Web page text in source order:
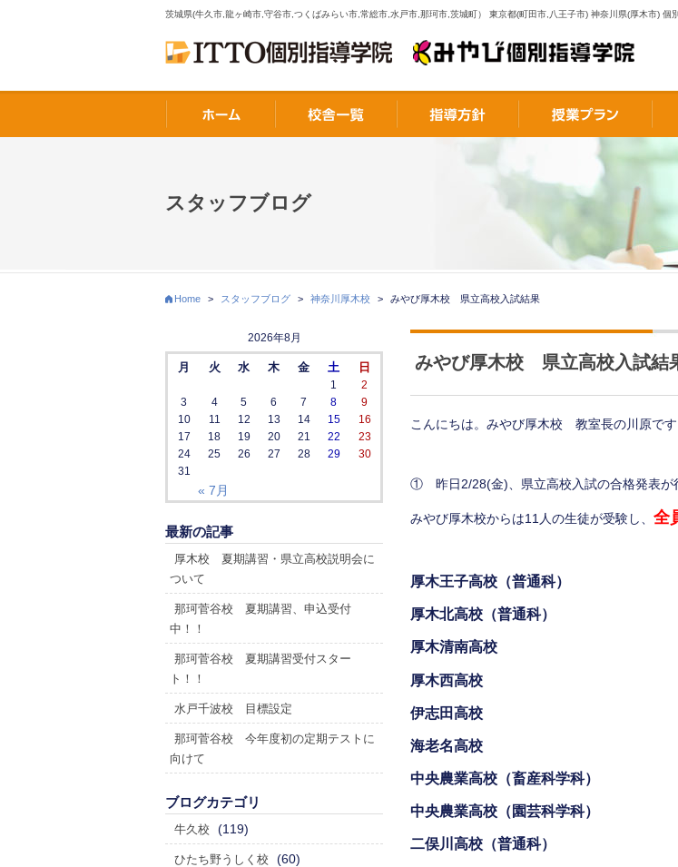
茨城県(牛久市,龍ヶ崎市,守谷市,つくばみらい市,常総市,水戸市,那珂市,茨城町） 東京都(町田市,八王子市) 神奈川県(厚木市) 個
スタッフブログ
Home > スタッフブログ > 神奈川厚木校 > みやび厚木校 県立高校入試結果
みやび厚木校 県立高校入試結
こんにちは。みやび厚木校 教室長の川原です
① 昨日2/28(金)、県立高校入試の合格発表が
みやび厚木校からは11人の生徒が受験し、 全
厚木王子高校（普通科）
厚木北高校（普通科）
厚木清南高校
厚木西高校
伊志田高校
海老名高校
中央農業高校（畜産科学科）
中央農業高校（園芸科学科）
二俣川高校（普通科）
2026年8月
月 火 水 木 金 土 日
« 7月
1
2
3
4 5 6 7 8
9
10
11 12 13 14 15
16
17
18 19 20 21 22
23
24
25 26 27 28 29
30
31
最新の記事
厚木校 夏期講習・県立高校説明会に
ついて
那珂菅谷校 夏期講習、申込受付
中！！
那珂菅谷校 夏期講習受付スター
ト！！
水戸千波校 目標設定
那珂菅谷校 今年度初の定期テストに
向けて
ブログカテゴリ
牛久校 (119)
ひたち野うしく校 (60)